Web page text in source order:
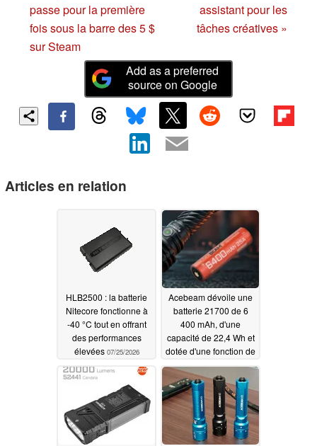
passe pour la première
fois sous la barre des 5 $
sur Steam
assistant pour les
tâches créatives »
Add as a preferred
source on Google
Articles en relation
HLB2500 : la batterie
Nitecore fonctionne à
-40 °C tout en offrant
des performances
élevées 07/25/2026
Acebeam dévoile une
batterie 21700 de 6
400 mAh, d'une
capacité de 22,4 Wh et
dotée d'une fonction de
recharge via USB-C
07/01/2026